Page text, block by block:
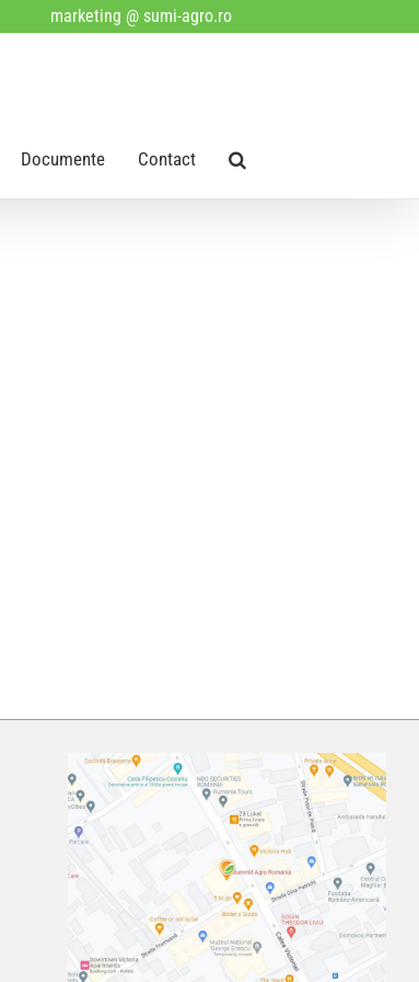
marketing @ sumi-agro.ro
Documente Contact